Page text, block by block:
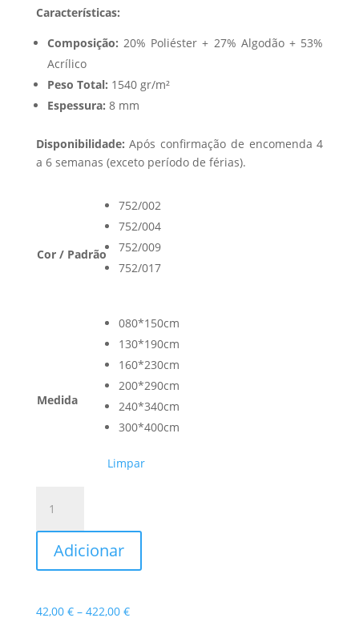
Características:
Composição: 20% Poliéster + 27% Algodão + 53%
Acrílico
Peso Total: 1540 gr/m²
Espessura: 8 mm
Disponibilidade:Após confirmação de encomenda 4
a 6 semanas (exceto período de férias).
Cor / Padrão
752/002
752/004
752/009
752/017
Medida
080*150cm
130*190cm
160*230cm
200*290cm
240*340cm
300*400cm
Limpar
Tapete
Zen
II
Adicionar
42,00 € – 422,00 €Price